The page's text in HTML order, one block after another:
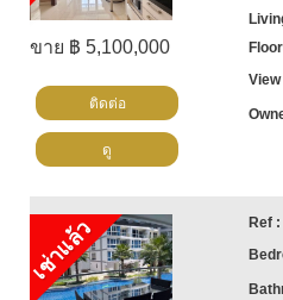
ขาย ฿ 5,100,000
ติดต่อ
ดู
เช่าแล้ว